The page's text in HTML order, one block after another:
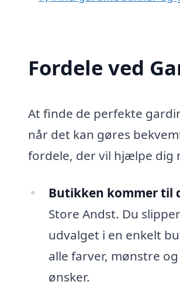
Fordele ved
At finde de perfekte
når det kan gøres
fordele, der vil hjælpe dig
Butikken kommer til
Store Andst. Du
udvalget i en enkelt
alle farver, mønstre
ønsker.